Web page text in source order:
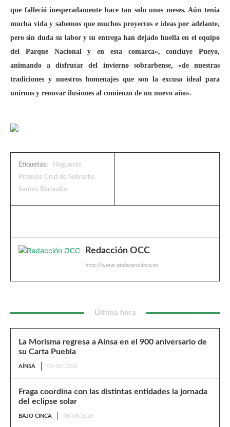
que falleció inesperadamente hace tan solo unos meses. Aún tenía
mucha vida y sabemos que muchos proyectos e ideas por adelante,
pero sin duda su labor y su entrega han dejado huella en el equipo
del Parque Nacional y en esta comarca», concluye Pueyo,
animando a disfrutar del invierno sobrarbense, «de nuestras
tradiciones y nuestros homenajes que son la excusa ideal para
unirnos y renovar ilusiones al comienzo de un nuevo año».
Etiquetas:
Hogueras
Premios Cruz de Sobrarbe
Santos Barbudos
Redacción OCC
http://www.ondacerocinca.es
Última hora
La Morisma regresa a Aínsa en el 900 aniversario de
su Carta Puebla
AÍNSA 09/08/2026
Fraga coordina con las distintas entidades la jornada
del eclipse solar
BAJO CINCA 08/08/2026